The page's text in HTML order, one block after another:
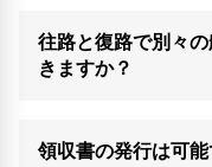
往路と復路で別々
きますか？
領収書の発行は可能